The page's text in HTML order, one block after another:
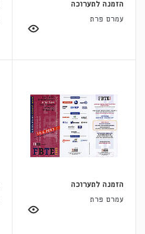
הזמנה לתערוכה
עמרם פרת
הזמנה לתערוכה
עמרם פרת